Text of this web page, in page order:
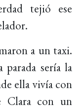
tejió ese
a un taxi.
sería la
ella vivía con
Clara con un